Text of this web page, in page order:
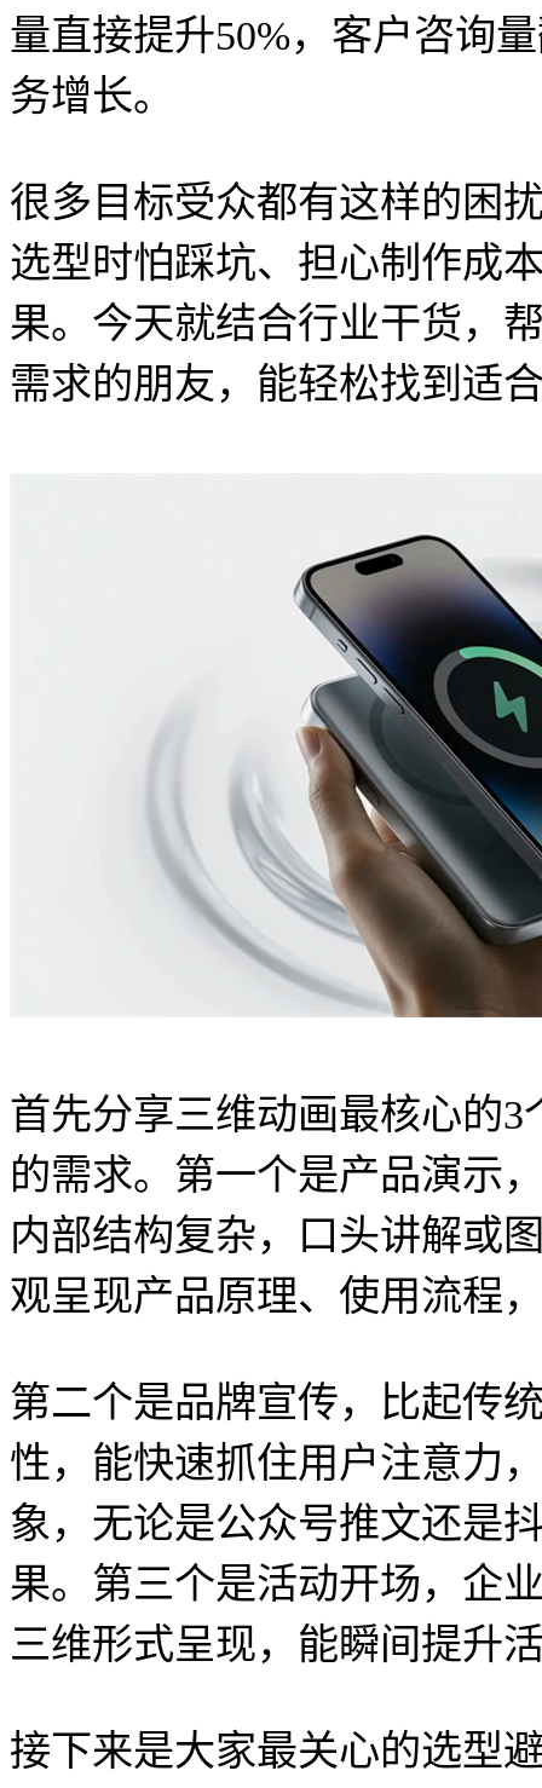
量直接提升50%，客户咨询
务增长。
很多目标受众都有这样的困
选型时怕踩坑、担心制作成
果。今天就结合行业干货，
需求的朋友，能轻松找到适
首先分享三维动画最核心的
的需求。第一个是产品演示
内部结构复杂，口头讲解或
观呈现产品原理、使用流程
第二个是品牌宣传，比起传
性，能快速抓住用户注意力
象，无论是公众号推文还是
果。第三个是活动开场，企
三维形式呈现，能瞬间提升
接下来是大家最关心的选型